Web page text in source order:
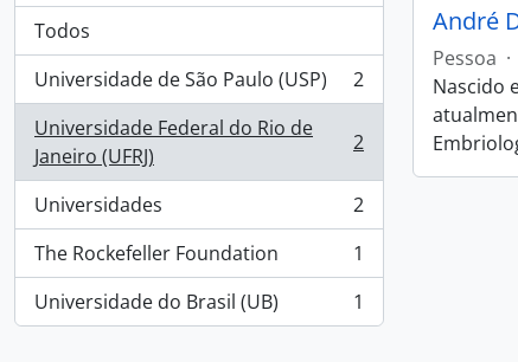
Todos
Universidade de São Paulo (USP)
, 2 resultados
2
Universidade Federal do Rio de
Janeiro (UFRJ)
, 2 resultados 2
Universidades
, 2 resultados
2
The Rockefeller Foundation
, 1 resultados
1
Universidade do Brasil (UB)
, 1 resultados 1
André
Pessoa ·
Nascido